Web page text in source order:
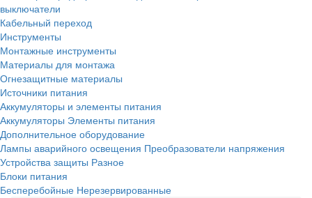
выключатели
Кабельный переход
Инструменты
Монтажные инструменты
Материалы для монтажа
Огнезащитные материалы
Источники питания
Аккумуляторы и элементы питания
Аккумуляторы Элементы питания
Дополнительное оборудование
Лампы аварийного освещения Преобразователи напряжения
Устройства защиты Разное
Блоки питания
Бесперебойные Нерезервированные